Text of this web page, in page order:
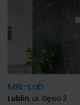
MRI-Lab
Lublin, ul. Gęsia 3